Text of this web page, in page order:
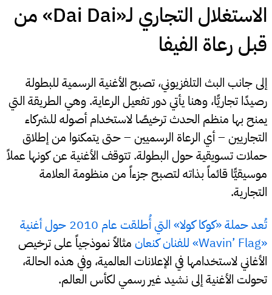
الاستغلال التجاري لـ«Dai Dai» من
قبل رعاة الفيفا
إلى جانب البث التلفزيوني، تصبح الأغنية الرسمية للبطولة
رصيدًا تجاريًّا، وهنا يأتي دور تفعيل الرعاية. وهي الطريقة التي
يمنح بها منظم الحدث ترخيصًا لاستخدام أصوله للشركاء
التجاريين – أي الرعاة الرسميين – حتى يتمكنوا من إطلاق
حملات تسويقية حول البطولة. تتوقف الأغنية عن كونها عملاً
موسيقيًّا قائماً بذاته لتصبح جزءاً من منظومة العلامة
التجارية.
تُعد حملة «كوكا كولا» التي أُطلقت عام 2010 حول أغنية
«Wavin’ Flag» للفنان كنعان
مثالاً نموذجياً على ترخيص
الأغاني لاستخدامها في الإعلانات العالمية، وفي هذه الحالة،
تحولت الأغنية إلى نشيد غير رسمي لكأس العالم.